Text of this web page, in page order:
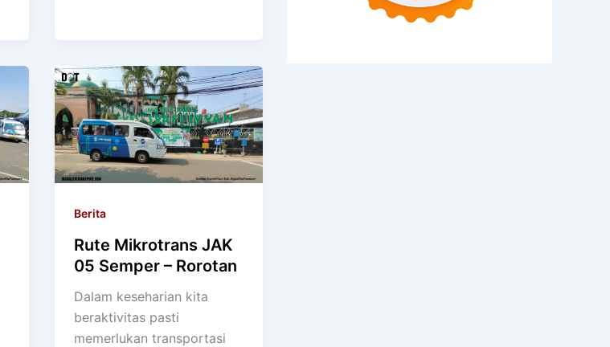
Berita
Rute Mikrotrans JAK
05 Semper – Rorotan
Dalam keseharian kita
beraktivitas pasti
memerlukan transportasi